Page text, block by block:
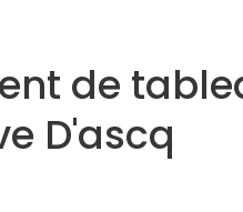
de
D'ascq